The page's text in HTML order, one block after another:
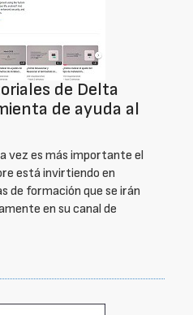
de Delta
de ayuda al
vez es más importante el
está invirtiendo en
de formación que se irán
en su canal de